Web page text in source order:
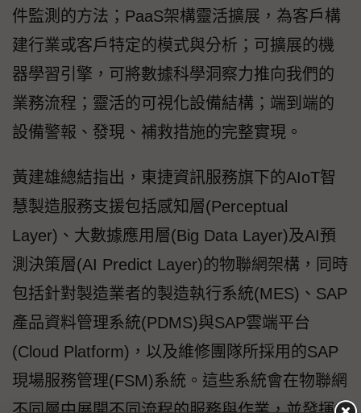
件監測的方法；PaaS架構靈活擴展，為客戶構
建行業或客戶特定的模式與分析；可擴展的機
器學習引擎，可將數據科學洞察力推向我們的
業務流程；靈活的可視化設備結構；端到端的
設備警報、發現、補救措施的完整實現。
黃建雄總結指出，東捷資訊服務旗下的AIoT智
慧製造服務支援包括感知層(Perceptual
Layer)、大數據應用層(Big Data Layer)及AI預
測決策層(AI Predict Layer)的物聯網架構，同時
包括針對製造業者的製造執行系統(MES)、SAP
產品資料管理系統(PDMS)與SAP雲端平台
(Cloud Platform)，以及維修團隊所採用的SAP
現場服務管理(FSM)系統。這些系統會在物聯網